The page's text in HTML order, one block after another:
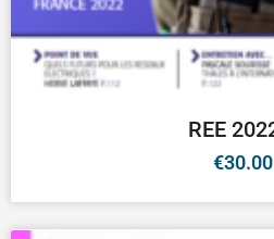
REE
€30.00